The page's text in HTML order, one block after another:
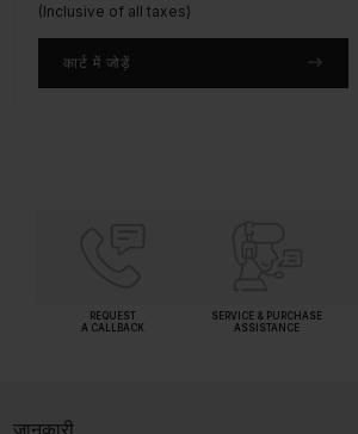
(Inclusive of all taxes)
कार्ट में जोड़ें
(Inclusive of all taxes)
कार्ट में जोड़ें
REQUEST
A CALLBACK
SERVICE & PURCHASE
ASSISTANCE
जानकारी